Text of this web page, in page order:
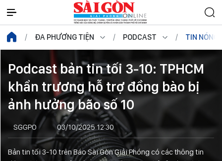
ĐA PHƯƠNG TIỆN PODCAST TIN NÓNG
Podcast bản tin tối 3-10: TPHCM
khẩn trương hỗ trợ đồng bào bị
ảnh hưởng bão số 10
SGGPO 03/10/2025 12:30
Bản tin tối 3-10 trên Báo Sài Gòn Giải Phóng có các thông tin